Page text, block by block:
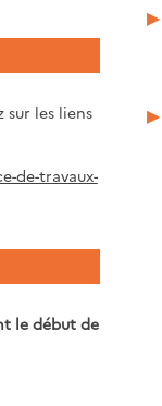
les liens
de-travaux-
le début de